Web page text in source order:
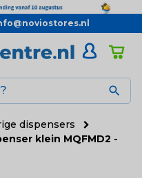

dispensers
klein MQFMD2 -